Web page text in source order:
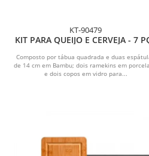
KT-90479
KIT PARA QUEIJO E CERVEJA - 7
Composto por tábua quadrada e duas
de 14 cm em Bambu; dois ramekins em
e dois copos em vidro para...